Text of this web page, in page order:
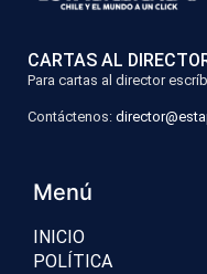
CARTAS AL
Para cartas al director
Contáctenos:
Menú
INICIO
POLÍTICA